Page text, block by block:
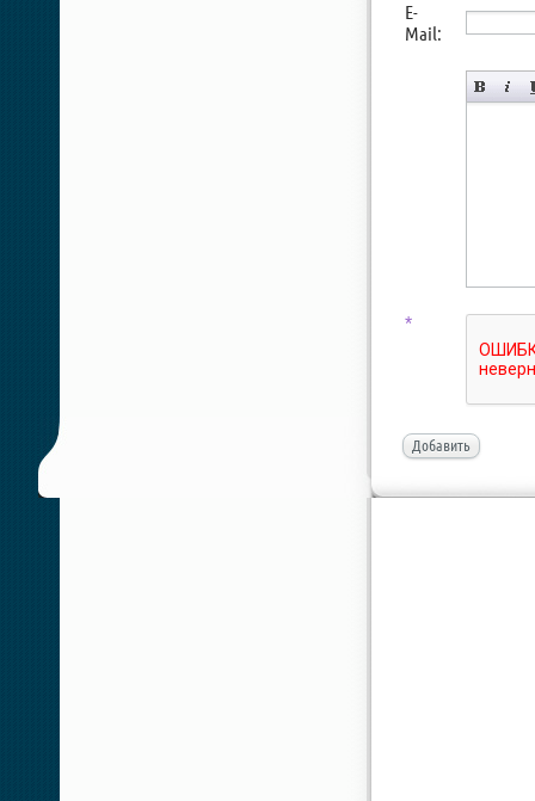
E-
Mail:
*
Добавить